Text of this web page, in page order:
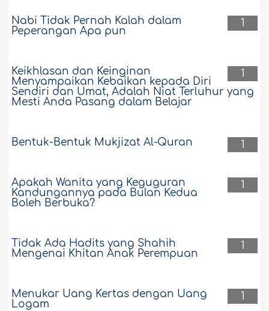
1
Nabi Tidak Pernah Kalah dalam
Peperangan Apa pun
1
Keikhlasan dan Keinginan
Menyampaikan Kebaikan kepada Diri
Sendiri dan Umat, Adalah Niat Terluhur yang
Mesti Anda Pasang dalam Belajar
1
Bentuk-Bentuk Mukjizat Al-Quran
1
Apakah Wanita yang Keguguran
Kandungannya pada Bulan Kedua
Boleh Berbuka?
1
Tidak Ada Hadits yang Shahih
Mengenai Khitan Anak Perempuan
1
Menukar Uang Kertas dengan Uang
Logam